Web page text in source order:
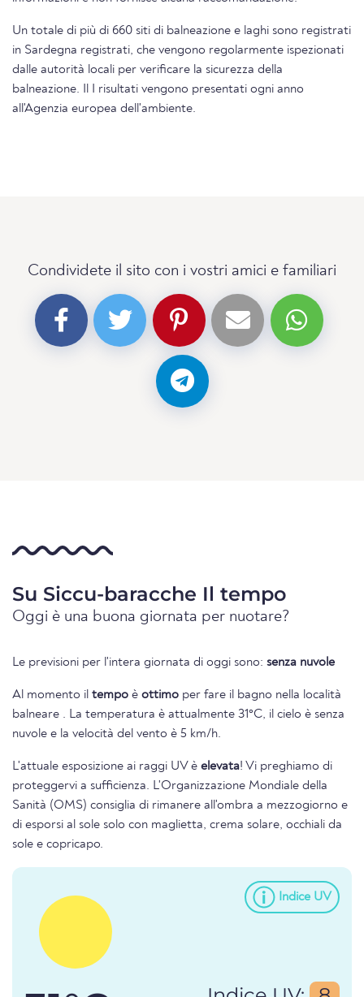
Un totale di più di 660 siti di balneazione e laghi sono registrati
in Sardegna registrati, che vengono regolarmente ispezionati
dalle autorità locali per verificare la sicurezza della
balneazione. Il I risultati vengono presentati ogni anno
all'Agenzia europea dell'ambiente.
Condividete il sito con i vostri amici e familiari
Su Siccu-baracche Il tempo
Oggi è una buona giornata per nuotare?
Le previsioni per l'intera giornata di oggi sono: senza nuvole
Al momento il tempo è ottimo per fare il bagno nella località
balneare . La temperatura è attualmente 31°C, il cielo è senza
nuvole e la velocità del vento è 5 km/h.
L'attuale esposizione ai raggi UV è elevata! Vi preghiamo di
proteggervi a sufficienza. L'Organizzazione Mondiale della
Sanità (OMS) consiglia di rimanere all'ombra a mezzogiorno e
di esporsi al sole solo con maglietta, crema solare, occhiali da
sole e copricapo.
Indice UV